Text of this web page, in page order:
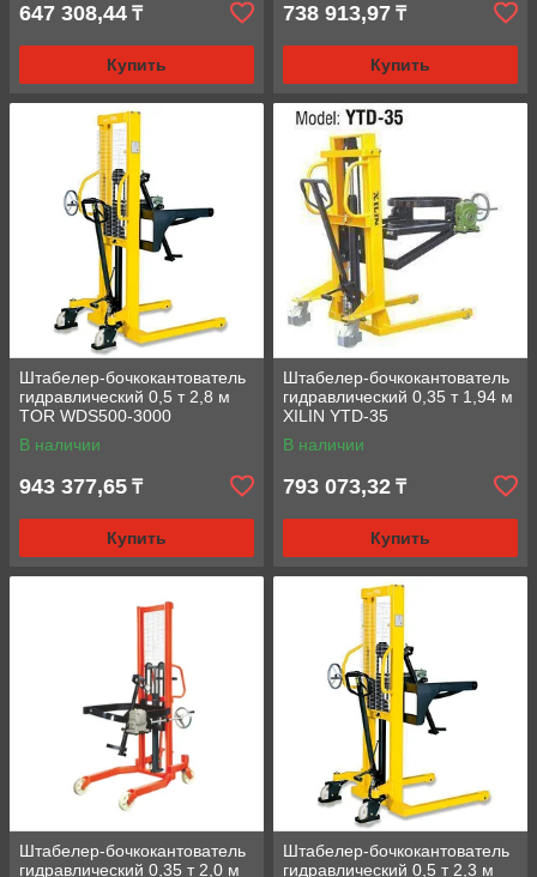
647 308,44 ₸
Купить
738 913,97 ₸
Купить
Штабелер-бочкокантователь
гидравлический 0,5 т 2,8 м
TOR WDS500-3000
В наличии
943 377,65 ₸
Купить
Штабелер-бочкокантователь
гидравлический 0,35 т 1,94 м
XILIN YTD-35
В наличии
793 073,32 ₸
Купить
Штабелер-бочкокантователь
гидравлический 0,35 т 2,0 м
Штабелер-бочкокантователь
гидравлический 0,5 т 2,3 м